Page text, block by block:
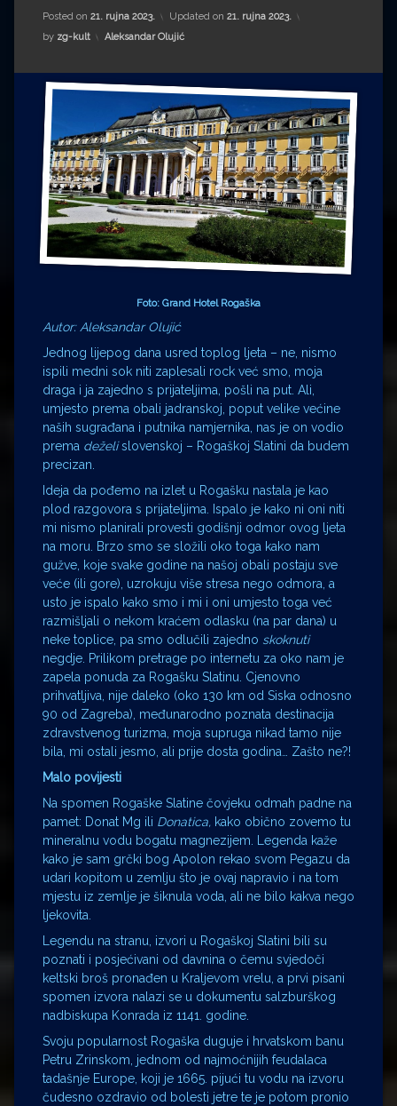
Drugi autori
Drugi autori
Matea Andrić
Ljiljana Lekanić-Kljaić
Željko Krznarić
Mario Lovreković
Miroslav Šantek
Posted on 21. rujna 2023. Updated on 21. rujna 2023.
by zg-kult Kategorije:
Aleksandar Olujić
Foto: Grand Hotel Rogaška
Autor: Aleksandar Olujić
Jednog lijepog dana usred toplog ljeta – ne, nismo
ispili medni sok niti zaplesali rock već smo, moja
draga i ja zajedno s prijateljima, pošli na put. Ali,
umjesto prema obali jadranskoj, poput velike većine
naših sugrađana i putnika namjernika, nas je on vodio
prema deželislovenskoj – Rogaškoj Slatini da budem
precizan.
Ideja da pođemo na izlet u Rogašku nastala je kao
plod razgovora s prijateljima. Ispalo je kako ni oni niti
mi nismo planirali provesti godišnji odmor ovog ljeta
na moru. Brzo smo se složili oko toga kako nam
gužve, koje svake godine na našoj obali postaju sve
veće (ili gore), uzrokuju više stresa nego odmora, a
usto je ispalo kako smo i mi i oni umjesto toga već
razmišljali o nekom kraćem odlasku (na par dana) u
neke toplice, pa smo odlučili zajedno skoknuti
negdje. Prilikom pretrage po internetu za oko nam je
zapela ponuda za Rogašku Slatinu. Cjenovno
prihvatljiva, nije daleko (oko 130 km od Siska odnosno
90 od Zagreba), međunarodno poznata destinacija
zdravstvenog turizma, moja supruga nikad tamo nije
bila, mi ostali jesmo, ali prije dosta godina… Zašto ne?!
Malo povijesti
Na spomen Rogaške Slatine čovjeku odmah padne na
pamet: Donat Mg ili Donatica, kako obično zovemo tu
mineralnu vodu bogatu magnezijem. Legenda kaže
kako je sam grčki bog Apolon rekao svom Pegazu da
udari kopitom u zemlju što je ovaj napravio i na tom
mjestu iz zemlje je šiknula voda, ali ne bilo kakva nego
ljekovita.
Legendu na stranu, izvori u Rogaškoj Slatini bili su
poznati i posjećivani od davnina o čemu svjedoči
keltski broš pronađen u Kraljevom vrelu, a prvi pisani
spomen izvora nalazi se u dokumentu salzburškog
nadbiskupa Konrada iz 1141. godine.
Svoju popularnost Rogaška duguje i hrvatskom banu
Petru Zrinskom, jednom od najmoćnijih feudalaca
tadašnje Europe, koji je 1665. pijući tu vodu na izvoru
čudesno ozdravio od bolesti jetre te je potom pronio